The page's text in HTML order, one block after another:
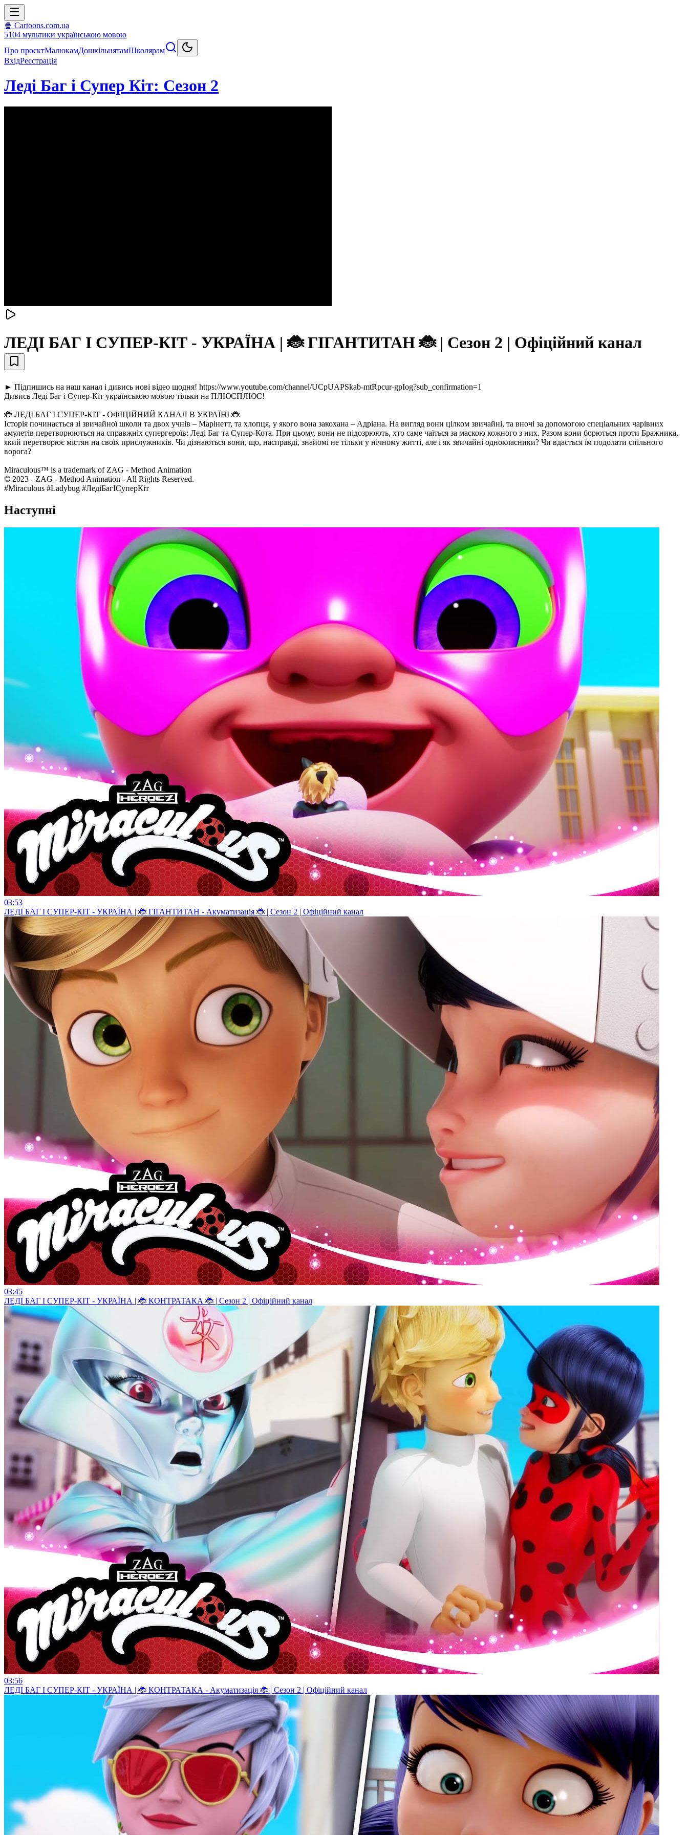
🍿 Cartoons.com.ua
5104 мультики українською мовою
Про проєктМалюкамДошкільнятамШколярам
ВхідРеєстрація
Леді Баг і Супер Кіт: Сезон 2
ЛЕДI БАГ I СУПЕР-КIТ - УКРАЇНА | 🐞 ГІГАНТИТАН 🐞 | Сезон 2 | Офіційний канал
► Підпишись на наш канал і дивись нові відео щодня! https://www.youtube.com/channel/UCpUAPSkab-mtRpcur-gpIog?sub_confirmation=1
Дивись Леді Баг і Супер-Кіт українською мовою тільки на ПЛЮСПЛЮС!
🐞 ЛЕДІ БАГ І СУПЕР-КІТ - ОФІЦІЙНИЙ КАНАЛ В УКРАЇНІ 🐞
Історія починається зі звичайної школи та двох учнів – Марінетт, та хлопця, у якого вона закохана – Адріана. На вигляд вони цілком звичайні, та вночі за допомогою спеціальних чарівних
амулетів перетворюються на справжніх супергероїв: Леді Баг та Супер-Кота. При цьому, вони не підозрюють, хто саме чаїться за маскою кожного з них. Разом вони борються проти Бражника,
який перетворює містян на своїх прислужників. Чи дізнаються вони, що, насправді, знайомі не тільки у нічному житті, але і як звичайні однокласники? Чи вдасться їм подолати спільного
ворога?
Miraculous™ is a trademark of ZAG - Method Animation
© 2023 - ZAG - Method Animation - All Rights Reserved.
#Miraculous #Ladybug #ЛедіБагІСуперКіт
Наступні
03:53
ЛЕДI БАГ I СУПЕР-КIТ - УКРАЇНА | 🐞 ГІГАНТИТАН - Акуматизація 🐞 | Сезон 2 | Офіційний канал
03:45
ЛЕДI БАГ I СУПЕР-КIТ - УКРАЇНА | 🐞 КОНТРАТАКА 🐞 | Сезон 2 | Офіційний канал
03:56
ЛЕДI БАГ I СУПЕР-КIТ - УКРАЇНА | 🐞 КОНТРАТАКА - Акуматизація 🐞 | Сезон 2 | Офіційний канал